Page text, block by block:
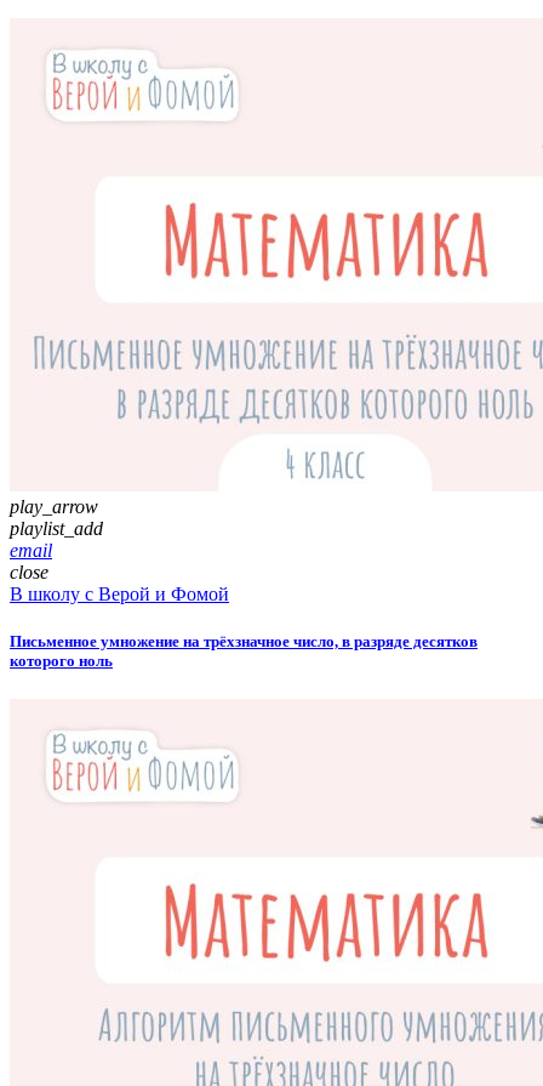
play_arrow
playlist_add
email
close
В школу с Верой и Фомой
Письменное умножение на трёхзначное число, в разряде десятков
которого ноль